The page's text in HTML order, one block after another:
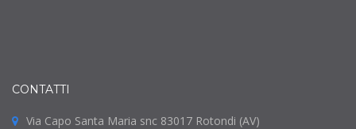
CONTATTI
Via Capo Santa Maria snc 83017 Rotondi (AV)